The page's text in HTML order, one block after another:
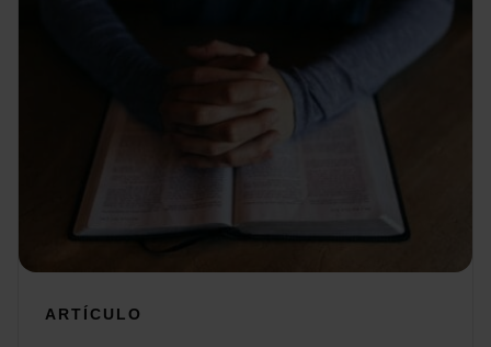
ARTÍCULO